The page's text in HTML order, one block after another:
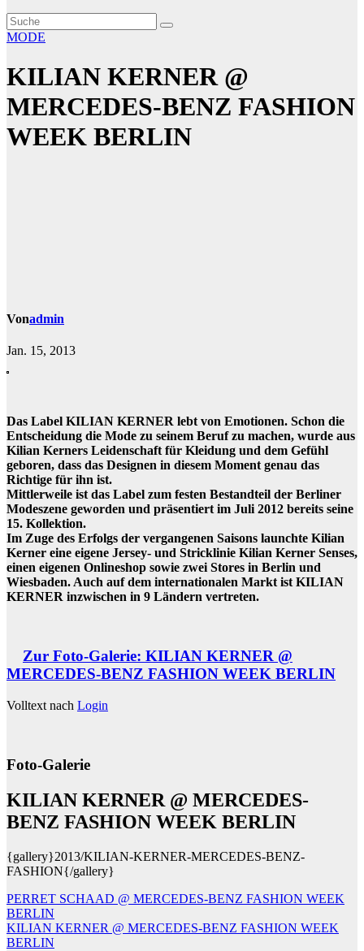
MODE
KILIAN KERNER @
MERCEDES-BENZ FASHION
WEEK BERLIN
Vonadmin
Jan. 15, 2013
Das Label KILIAN KERNER lebt von Emotionen. Schon die
Entscheidung die Mode zu seinem Beruf zu machen, wurde aus
Kilian Kerners Leidenschaft für Kleidung und dem Gefühl
geboren, dass das Designen in diesem Moment genau das
Richtige für ihn ist.
Mittlerweile ist das Label zum festen Bestandteil der Berliner
Modeszene geworden und präsentiert im Juli 2012 bereits seine
15. Kollektion.
Im Zuge des Erfolgs der vergangenen Saisons launchte Kilian
Kerner eine eigene Jersey- und Stricklinie Kilian Kerner Senses,
einen eigenen Onlineshop sowie zwei Stores in Berlin und
Wiesbaden. Auch auf dem internationalen Markt ist KILIAN
KERNER inzwischen in 9 Ländern vertreten.
Zur Foto-Galerie: KILIAN KERNER @
MERCEDES-BENZ FASHION WEEK BERLIN
Volltext nach Login
Foto-Galerie
KILIAN KERNER @ MERCEDES-
BENZ FASHION WEEK BERLIN
{gallery}2013/KILIAN-KERNER-MERCEDES-BENZ-
FASHION{/gallery}
Beitragsnavigation
PERRET SCHAAD @ MERCEDES-BENZ FASHION WEEK
BERLIN
KILIAN KERNER @ MERCEDES-BENZ FASHION WEEK
BERLIN